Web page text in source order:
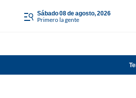
sábado 08 de agosto, 2026
Primero la gente